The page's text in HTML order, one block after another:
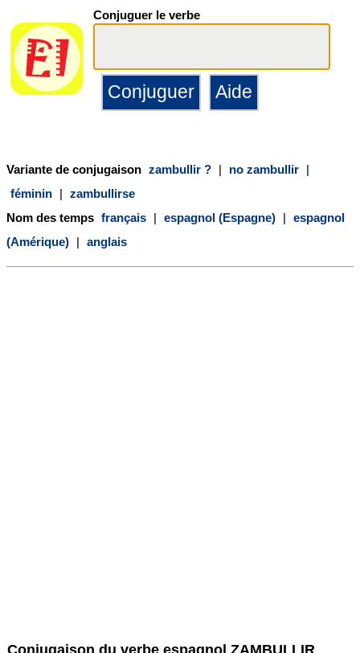
Conjuguer le verbe
Variante de conjugaison zambullir ? | no zambullir |
féminin | zambullirse
Nom des temps français | espagnol (Espagne) | espagnol
(Amérique) | anglais
Conjugaison du verbe espagnol ZAMBULLIR